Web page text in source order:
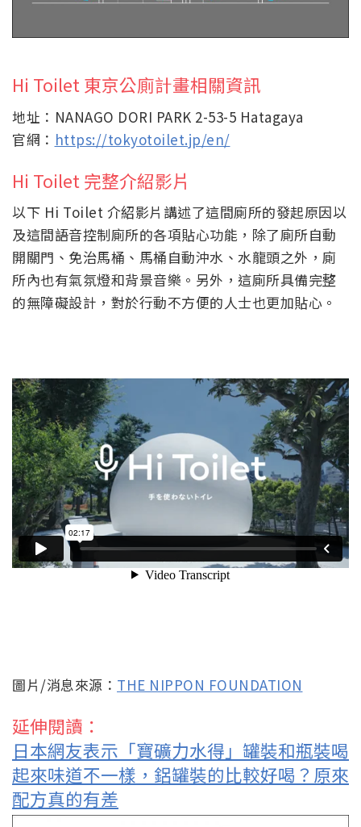
Hi Toilet 東京公廁計畫相關資訊
地址：NANAGO DORI PARK 2-53-5 Hatagaya
官網： https://tokyotoilet.jp/en/
Hi Toilet 完整介紹影片
以下 Hi Toilet 介紹影片講述了這間廁所的發起原因以
及這間語音控制廁所的各項貼心功能，除了廁所自動
開關門、免治馬桶、馬桶自動沖水、水龍頭之外，廁
所內也有氣氛燈和背景音樂。另外，這廁所具備完整
的無障礙設計，對於行動不方便的人士也更加貼心。
圖片/消息來源： THE NIPPON FOUNDATION
延伸閱讀：
日本網友表示「寶礦力水得」罐裝和瓶裝喝
起來味道不一樣，鋁罐裝的比較好喝？原來
配方真的有差